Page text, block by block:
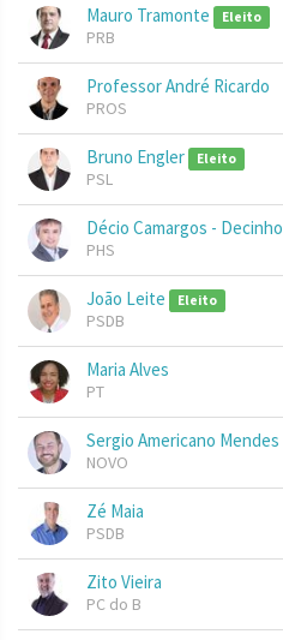
Mauro Tramonte Eleito
PRB
Professor André Ricardo
PROS
Bruno Engler Eleito
PSL
Décio Camargos - Decinho
PHS
João Leite Eleito
PSDB
Maria Alves
PT
Sergio Americano Mendes
NOVO
Zé Maia
PSDB
Zito Vieira
PC do B